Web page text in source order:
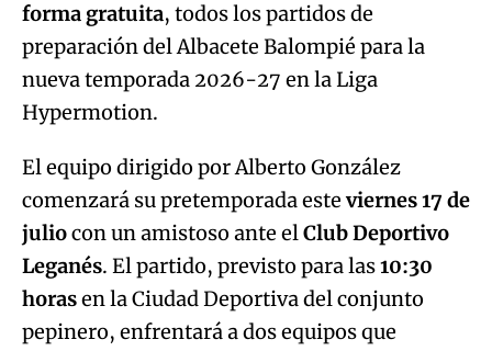
forma gratuita, todos los partidos de
preparación del Albacete Balompié para la
nueva temporada 2026-27 en la Liga
Hypermotion.
El equipo dirigido por Alberto González
comenzará su pretemporada esteviernes 17 de
juliocon un amistoso ante elClub Deportivo
Leganés. El partido, previsto para las10:30
horasen la Ciudad Deportiva del conjunto
pepinero, enfrentará a dos equipos que